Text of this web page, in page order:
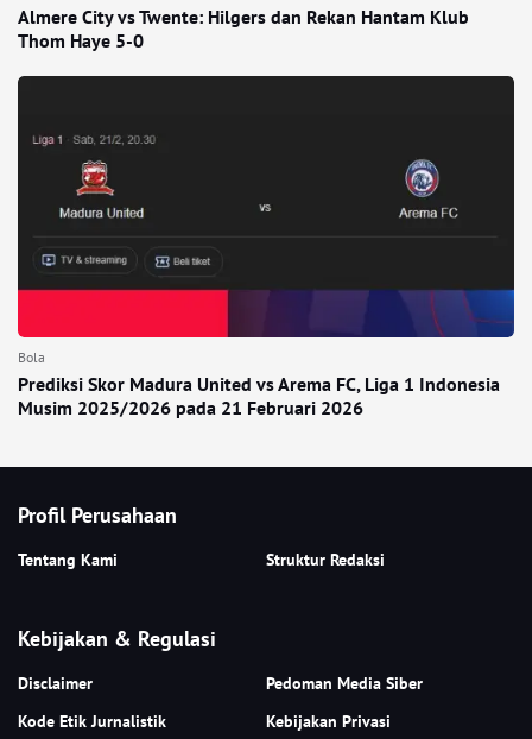
Almere City vs Twente: Hilgers dan Rekan Hantam Klub
Thom Haye 5-0
Bola
Prediksi Skor Madura United vs Arema FC, Liga 1 Indonesia
Musim 2025/2026 pada 21 Februari 2026
Profil Perusahaan
Tentang Kami Struktur Redaksi
Kebijakan & Regulasi
Disclaimer
Pedoman Media Siber
Kode Etik Jurnalistik
Kebijakan Privasi